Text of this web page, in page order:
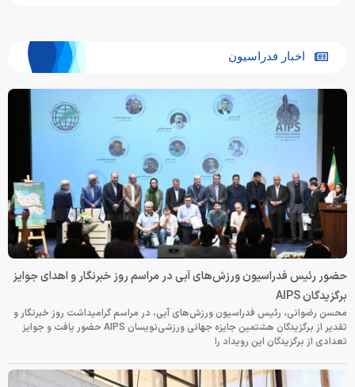
اخبار فدراسیون
حضور رئیس فدراسیون ورزش‌های آبی در مراسم روز خبرنگار و اهدای جوایز
برگزیدگان AIPS
محسن رضوانی، رئیس فدراسیون ورزش‌های آبی، در مراسم گرامیداشت روز خبرنگار و
تقدیر از برگزیدگان هشتمین جایزه جهانی ورزشی‌نویسان AIPS حضور یافت و جوایز
تعدادی از برگزیدگان این رویداد را